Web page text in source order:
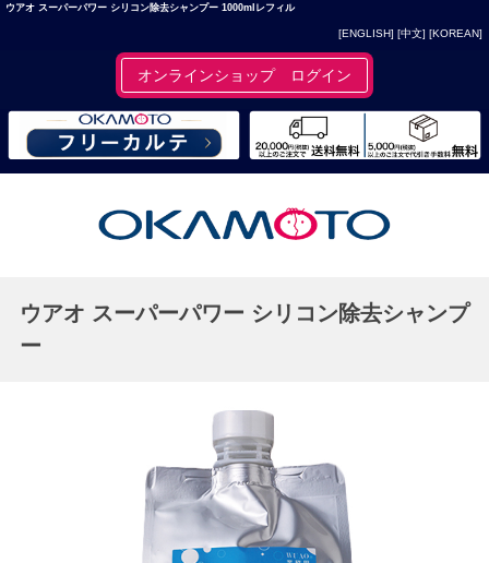
ウアオ スーパーパワー シリコン除去シャンプー 1000mlレフィル
[ENGLISH] [中文] [KOREAN]
オンラインショップ ログイン
ウアオ スーパーパワー シリコン除去シャンプ
ー